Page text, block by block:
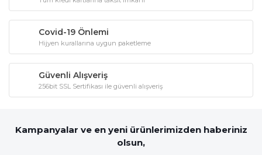
Covid-19 Önlemi
Hijyen kurallarına uygun paketleme
Güvenli Alışveriş
256bit SSL Sertifikası ile güvenli alışveriş
Kampanyalar ve en yeni ürünlerimizden haberiniz
olsun,